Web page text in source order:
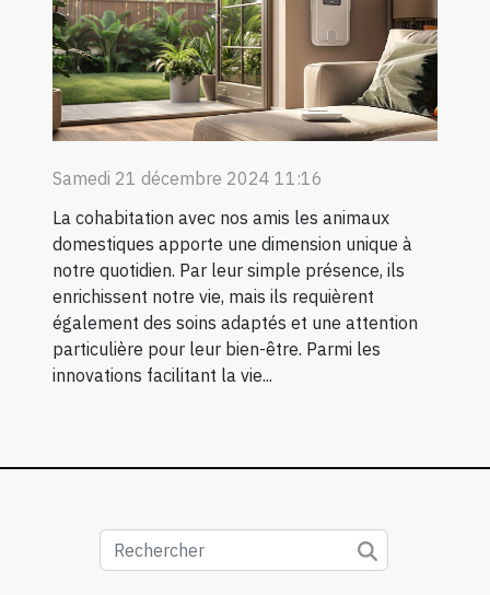
Samedi 21 décembre 2024 11:16
La cohabitation avec nos amis les animaux
domestiques apporte une dimension unique à
notre quotidien. Par leur simple présence, ils
enrichissent notre vie, mais ils requièrent
également des soins adaptés et une attention
particulière pour leur bien-être. Parmi les
innovations facilitant la vie...